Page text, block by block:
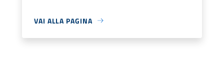
VAI ALLA PAGINA